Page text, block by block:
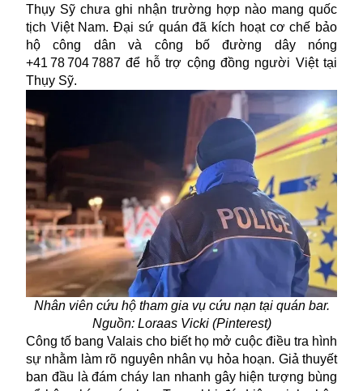
Thụy Sỹ chưa ghi nhận trường hợp nào mang quốc
tịch Việt Nam. Đại sứ quán đã kích hoạt cơ chế bảo
hộ công dân và công bố đường dây nóng
+41 78 704 7887 để hỗ trợ cộng đồng người Việt tại
Thụy Sỹ.
Nhân viên cứu hộ tham gia vụ cứu nạn tại quán bar.
Nguồn: Loraas Vicki(Pinterest)
Công tố bang Valais cho biết họ mở cuộc điều tra hình
sự nhằm làm rõ nguyên nhân vụ hỏa hoạn. Giả thuyết
ban đầu là đám cháy lan nhanh gây hiện tượng bùng